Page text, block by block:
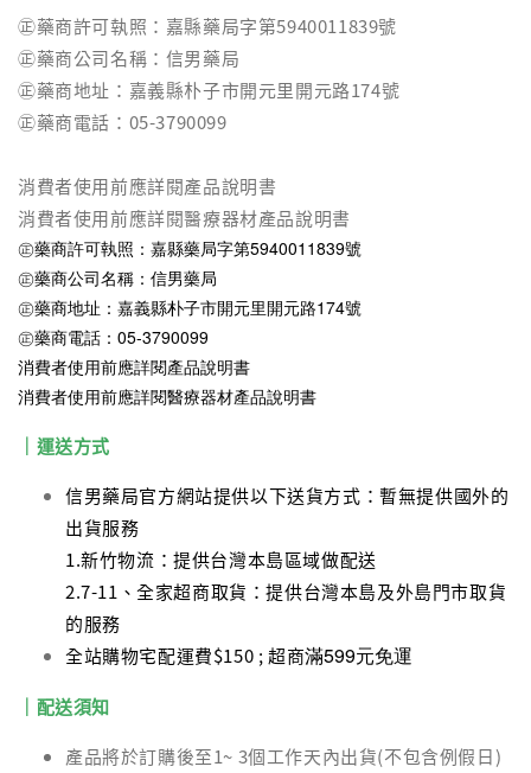
㊣藥商許可執照：嘉縣藥局字第5940011839號
㊣藥商公司名稱：信男藥局
㊣藥商地址：嘉義縣朴子市開元里開元路174號
㊣藥商電話：05-3790099
消費者使用前應詳閱產品說明書
消費者使用前應詳閱醫療器材產品說明書
㊣藥商許可執照：嘉縣藥局字第5940011839號
㊣藥商公司名稱：信男藥局
㊣藥商地址：嘉義縣朴子市開元里開元路174號
㊣藥商電話：05-3790099
消費者使用前應詳閱產品說明書
消費者使用前應詳閱醫療器材產品說明書
｜運送方式
信男藥局官方網站提供以下送貨方式：暫無提供國外的
出貨服務
1.新竹物流：提供台灣本島區域做配送
2.7-11、全家超商取貨：提供台灣本島及外島門市取貨
的服務
全站購物宅配運費$150 ; 超商滿599元免運
｜配送須知
產品將於訂購後至1~ 3個工作天內出貨(不包含例假日)